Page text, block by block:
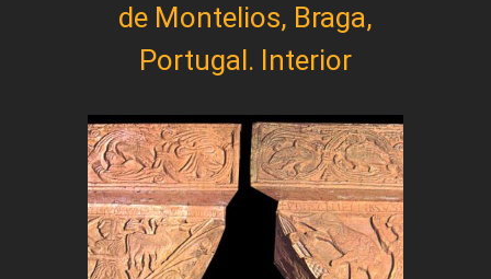
de Montelios, Braga,
Portugal. Interior